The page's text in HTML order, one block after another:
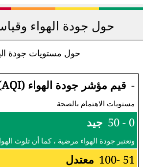
حول جودة الهواء
حول مستويات جودة
- قيم مؤشر جودة الهواء (AQI).
مستويات الاهتمام بالصحة
0 - 50 جيد
وتعتبر جودة الهواء مرضية ، كما أن تلوث
51 -100 معتدل